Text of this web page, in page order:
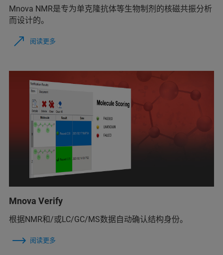
Mnova NMR是专为单克隆抗体等生物制剂的核磁共振分析
而设计的。
阅读更多
Mnova Verify
根据NMR和/或LC/GC/MS数据自动确认结构身份。
阅读更多